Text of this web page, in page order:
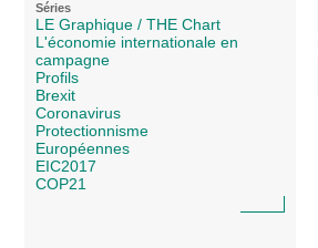
Séries
LE Graphique / THE Chart
L'économie internationale en
campagne
Profils
Brexit
Coronavirus
Protectionnisme
Européennes
EIC2017
COP21